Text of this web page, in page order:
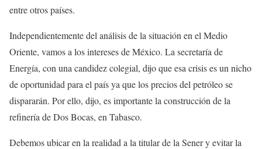
entre otros países.
Independientemente del análisis de la situación en el Medio
Oriente, vamos a los intereses de México. La secretaría de
Energía, con una candidez colegial, dijo que esa crisis es un nicho
de oportunidad para el país ya que los precios del petróleo se
dispararán. Por ello, dijo, es importante la construcción de la
refinería de Dos Bocas, en Tabasco.
Debemos ubicar en la realidad a la titular de la Sener y evitar la